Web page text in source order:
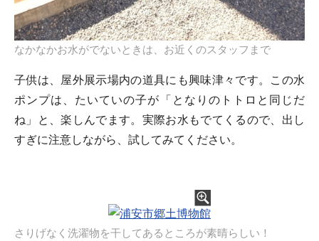
なかなかお水がでないときは、お近くのスタッフまで
子供は、屋外展示場内の道具にも興味津々です。この水
ポンプは、たいていの子が「となりのトトロと同じだ
ね」と、楽しんでます。実際お水もでてくるので、出し
すぎに注意しながら、試してみてください。
さりげなく洗濯物を干してあるところが素晴らしい！